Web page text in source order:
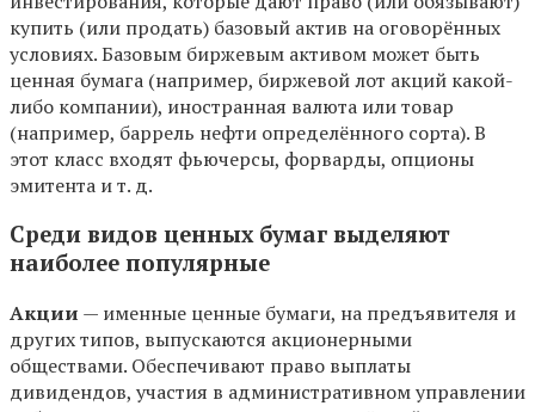
купить (или продать) базовый актив на оговорённых
условиях. Базовым биржевым активом может быть
ценная бумага (например, биржевой лот акций какой-
либо компании), иностранная валюта или товар
(например, баррель нефти определённого сорта). В
этот класс входят фьючерсы, форварды, опционы
эмитента и т. д.
Среди видов ценных бумаг выделяют
наиболее популярные
Акции — именные ценные бумаги, на предъявителя и
других типов, выпускаются акционерными
обществами. Обеспечивают право выплаты
дивидендов, участия в административном управлении